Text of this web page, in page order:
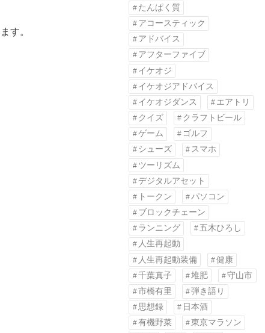
す。
たんぱく質
アコースティック
アドバイス
アフターファイブ
イケオジ
イケオジアドバイス
イケオジダンス
エアトリ
クイズ
クラフトビール
ゲーム
ゴルフ
シューズ
スマホ
ツーリズム
デジタルアセット
トークン
パソコン
ブロックチェーン
ランニング
五木ひろし
人生再起動
人生再起動装備
健康
千葉真子
堆肥
守山市
市橋有里
弾き語り
思想録
日本酒
有機野菜
東京マラソン